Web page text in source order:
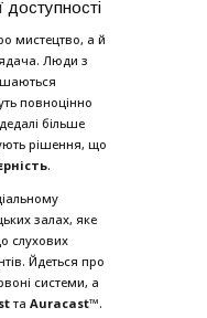
мистецтво, а й
Люди з
повноцінно
більше
рішення, що
.
залах, яке
слухових
Йдеться про
системи, а
та Auracast™.